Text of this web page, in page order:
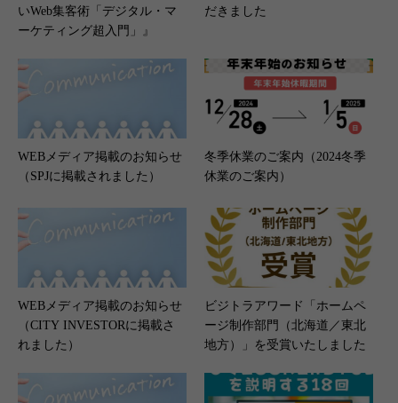
いWeb集客術「デジタル・マ
ーケティング超入門」』
だきました
WEBメディア掲載のお知らせ
（SPJに掲載されました）
冬季休業のご案内（2024冬季
休業のご案内）
WEBメディア掲載のお知らせ
（CITY INVESTORに掲載さ
れました）
ビジトラアワード「ホームペ
ージ制作部門（北海道／東北
地方）」​を受賞いたしました